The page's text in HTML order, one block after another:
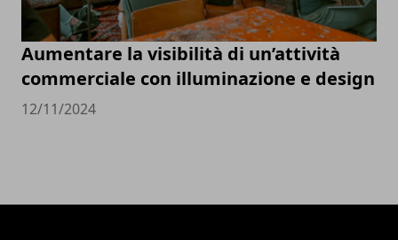
Aumentare la visibilità di un’attività
commerciale con illuminazione e design
12/11/2024